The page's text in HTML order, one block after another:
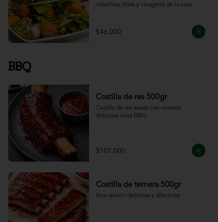
cebollitas fritas y vinagreta de la casa.
$46.000
BBQ
Costilla de res 500gr
Costilla de res asada con nuestra
deliciosa salsa BBQ
$101.000
Costilla de ternera 500gr
Una opción deliciosa y diferente